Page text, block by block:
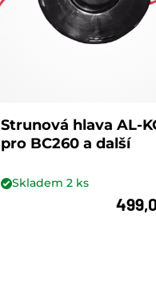
Strunová hlava AL-
pro BC260 a další
Skladem 2ks